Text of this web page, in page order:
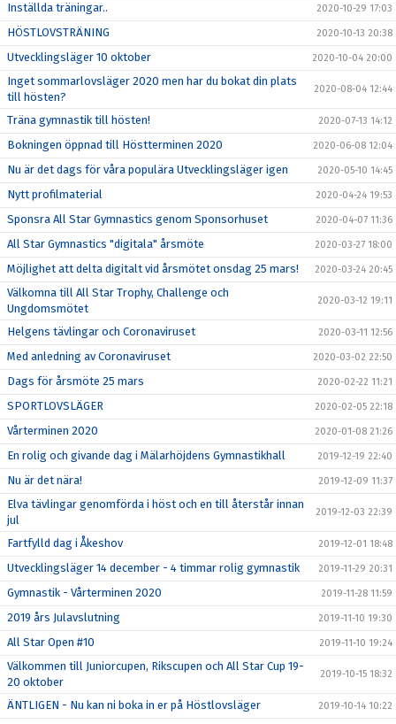
Inställda träningar.. 2020-10-29 17:03
HÖSTLOVSTRÄNING 2020-10-13 20:38
Utvecklingsläger 10 oktober 2020-10-04 20:00
Inget sommarlovsläger 2020 men har du bokat din plats
till hösten?
2020-08-04 12:44
Träna gymnastik till hösten! 2020-07-13 14:12
Bokningen öppnad till Höstterminen 2020 2020-06-08 12:04
Nu är det dags för våra populära Utvecklingsläger igen 2020-05-10 14:45
Nytt profilmaterial 2020-04-24 19:53
Sponsra All Star Gymnastics genom Sponsorhuset 2020-04-07 11:36
All Star Gymnastics "digitala" årsmöte 2020-03-27 18:00
Möjlighet att delta digitalt vid årsmötet onsdag 25 mars! 2020-03-24 20:45
Välkomna till All Star Trophy, Challenge och
Ungdomsmötet
2020-03-12 19:11
Helgens tävlingar och Coronaviruset 2020-03-11 12:56
Med anledning av Coronaviruset 2020-03-02 22:50
Dags för årsmöte 25 mars 2020-02-22 11:21
SPORTLOVSLÄGER 2020-02-05 22:18
Vårterminen 2020 2020-01-08 21:26
En rolig och givande dag i Mälarhöjdens Gymnastikhall 2019-12-19 22:40
Nu är det nära! 2019-12-09 11:37
Elva tävlingar genomförda i höst och en till återstår innan
jul
2019-12-03 22:39
Fartfylld dag i Åkeshov 2019-12-01 18:48
Utvecklingsläger 14 december - 4 timmar rolig gymnastik 2019-11-29 20:31
Gymnastik - Vårterminen 2020 2019-11-28 11:59
2019 års Julavslutning 2019-11-10 19:30
All Star Open #10 2019-11-10 19:24
Välkommen till Juniorcupen, Rikscupen och All Star Cup 19-
20 oktober
2019-10-15 18:32
ÄNTLIGEN - Nu kan ni boka in er på Höstlovsläger 2019-10-14 10:22